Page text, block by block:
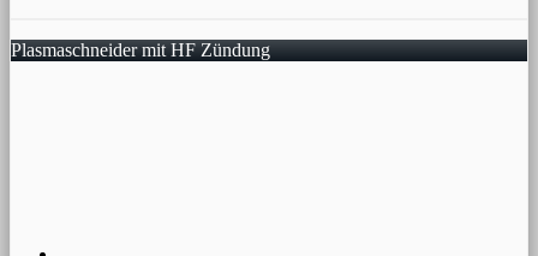
Plasmaschneider mit HF Zündung